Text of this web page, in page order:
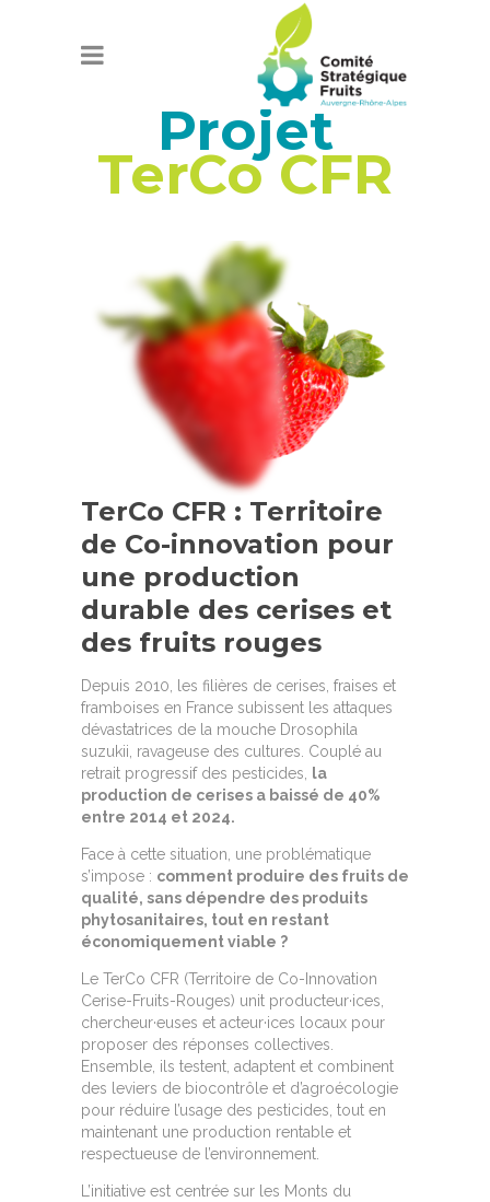
Projet
TerCo CFR
TerCo CFR : Territoire
de Co-innovation pour
une production
durable des cerises et
des fruits rouges
Depuis 2010, les filières de cerises, fraises et
framboises en France subissent les attaques
dévastatrices de la mouche Drosophila
suzukii, ravageuse des cultures. Couplé au
retrait progressif des pesticides,
la
production de cerises a baissé de 40%
entre 2014 et 2024.
Face à cette situation, une problématique
s’impose : comment produire des fruits de
qualité, sans dépendre des produits
phytosanitaires, tout en restant
économiquement viable ?
Le TerCo CFR (Territoire de Co-Innovation
Cerise-Fruits-Rouges) unit producteur·ices,
chercheur·euses et acteur·ices locaux pour
proposer des réponses collectives.
Ensemble, ils testent, adaptent et combinent
des leviers de biocontrôle et d’agroécologie
pour réduire l’usage des pesticides, tout en
maintenant une production rentable et
respectueuse de l’environnement.
L’initiative est centrée sur les Monts du